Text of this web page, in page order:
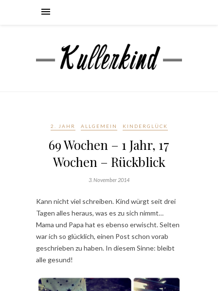
2. JAHR ALLGEMEIN KINDERGLÜCK
69 Wochen – 1 Jahr, 17
Wochen – Rückblick
3. November 2014
Kann nicht viel schreiben. Kind würgt seit drei
Tagen alles heraus, was es zu sich nimmt…
Mama und Papa hat es ebenso erwischt. Selten
war ich so glücklich, einen Post schon vorab
geschrieben zu haben. In diesem Sinne: bleibt
alle gesund!